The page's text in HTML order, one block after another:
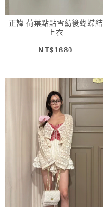
正韓 荷葉點點雪紡後蝴蝶結
上衣
NT$1680